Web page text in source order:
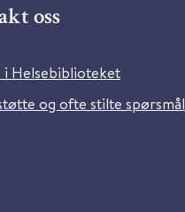
oss
i Helsebiblioteket
og ofte stilte spørsmål